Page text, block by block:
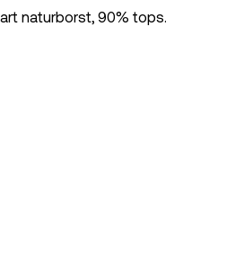
naturborst, 90% tops.